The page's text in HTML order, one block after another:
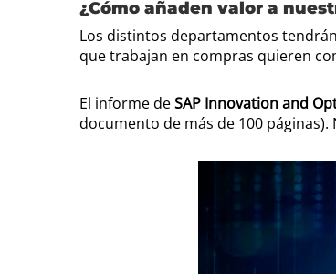
¿Cómo añaden valor a
Los distintos departamentos
que trabajan en compras quieren
El informe deSAP Innovation and
documento de más de 100